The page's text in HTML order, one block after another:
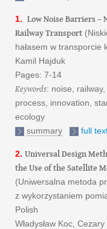
1. Low Noise Barriers –
Railway Transport
hałasem w transporcie
Kamil Hajduk
Pages: 7-14
Keywords: noise,
process, innovation,
ecology
summary
full
2. Universal Design
the Use of the Satellite
(Uniwersalna metoda
z wykorzystaniem
Polish
Władysław Koc,